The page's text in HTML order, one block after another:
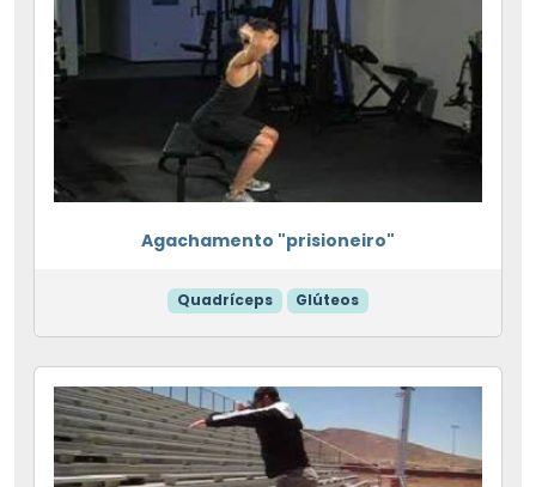
Agachamento "prisioneiro"
Quadríceps Glúteos